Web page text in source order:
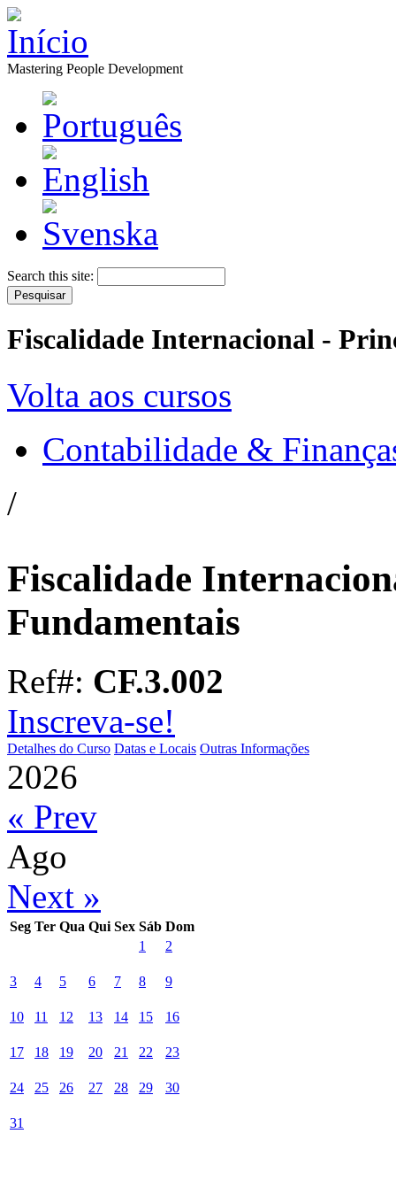
Mastering People Development
Search this site:
Fiscalidade Internacional -
Volta aos cursos
Contabilidade &
/
Fiscalidade
Fundamentais
Ref#: CF.3.002
Inscreva-se!
Detalhes do Curso Datas e Locais Outras Informações
2026
« Prev
Ago
Next »
Seg Ter Qua Qui Sex Sáb Dom
1
2
3 4 5 6 7 8 9
10 11 12 13 14 15 16
17 18 19 20 21 22 23
24 25 26 27 28 29 30
31